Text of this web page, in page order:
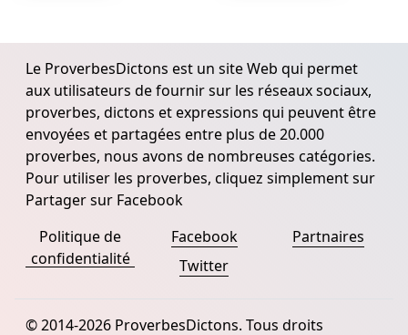
Le ProverbesDictons est un site Web qui permet
aux utilisateurs de fournir sur les réseaux sociaux,
proverbes, dictons et expressions qui peuvent être
envoyées et partagées entre plus de 20.000
proverbes, nous avons de nombreuses catégories.
Pour utiliser les proverbes, cliquez simplement sur
Partager sur Facebook
Politique de
confidentialité
Facebook
Twitter
Partnaires
© 2014-2026 ProverbesDictons. Tous droits